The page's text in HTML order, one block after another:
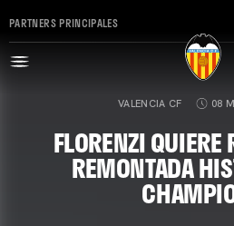
PARTNERS PRINCIPALES
VALENCIA CF 08
FLORENZI QUIERE
REMONTADA